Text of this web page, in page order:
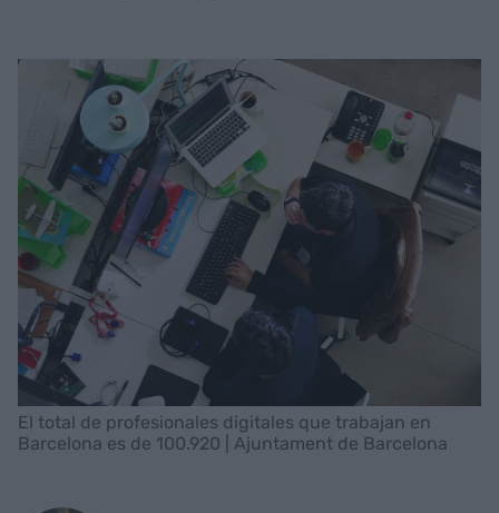
El total de profesionales digitales que trabajan en
Barcelona es de 100.920 | Ajuntament de Barcelona